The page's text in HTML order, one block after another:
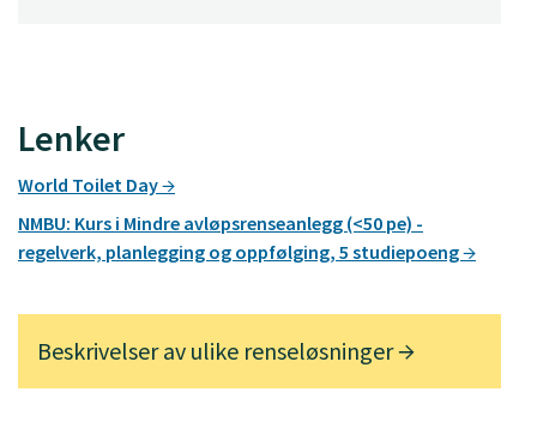
Lenker
World Toilet Day
NMBU: Kurs i Mindre avløpsrenseanlegg (<50 pe) -
regelverk, planlegging og oppfølging, 5 studiepoeng
Beskrivelser av ulike renseløsninger